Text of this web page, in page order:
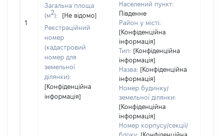
1
Загальна площа
(м2):
[Не відомо]
Реєстраційний
номер
(кадастровий
номер для
земельної
ділянки):
[Конфіденційна
інформація]
Населений пункт:
Південне
Район у місті:
[Конфіденційна
інформація]
Тип: [Конфіденційна
інформація]
Назва: [Конфіденційна
інформація]
Номер будинку/
земельної ділянки:
[Конфіденційна
інформація]
Номер корпусу/секції/
блоку: [Конфіденційна